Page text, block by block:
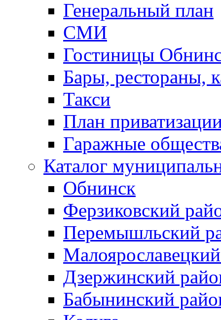
Генеральный план
СМИ
Гостиницы
Бары, рестораны,
Такси
План
Гаражные
Каталог
Обнинск
Ферзиковский
Перемышльский
Дзержинский
Бабынинский